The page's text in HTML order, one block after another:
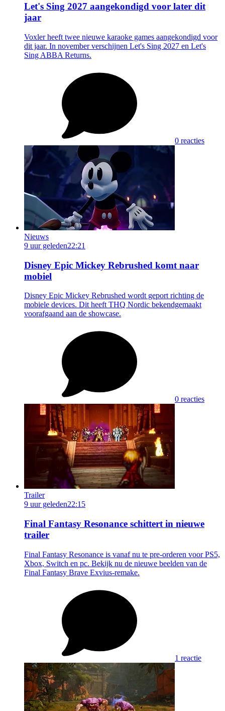
Let's Sing 2027 aangekondigd voor later dit
jaar
Voxler heeft twee nieuwe karaoke games aangekondigd voor
dit jaar. In november verschijnen Let's Sing 2027 en Let's
Sing ABBA Returns.
0 reacties
Nieuws
9 uur geleden22:21
Disney Epic Mickey Rebrushed komt naar
mobiel
Disney Epic Mickey Rebrushed wordt geport richting de
mobiele devices. Dit heeft THQ Nordic bekendgemaakt
voorafgaand aan de showcase.
0 reacties
Trailer
9 uur geleden22:15
Final Fantasy Resonance schittert in nieuwe
trailer
Final Fantasy Resonance is vanaf nu te pre-orderen voor PS5,
Xbox, Switch en pc. Bekijk nu de nieuwe beelden van de
Final Fantasy Brave Exvius-remake.
1 reactie